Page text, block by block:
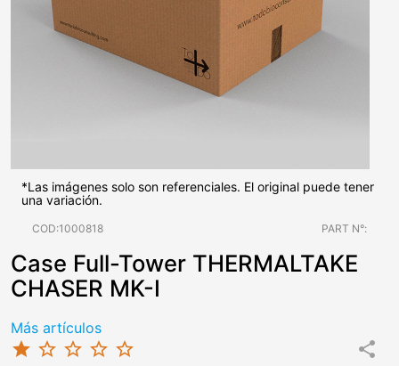
*Las imágenes solo son referenciales. El original puede tener
una variación.
COD:1000818 PART N°:
Case Full-Tower THERMALTAKE
CHASER MK-I
Más artículos
star star_border star_border star_border star_border share